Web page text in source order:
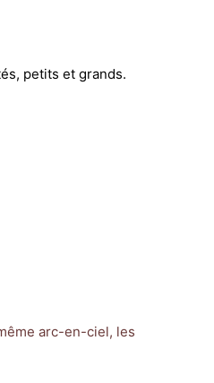
petits et grands.
arc-en-ciel, les